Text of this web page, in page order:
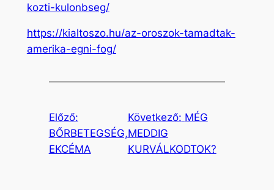
kozti-kulonbseg/
https://kialtoszo.hu/az-oroszok-tamadtak-
amerika-egni-fog/
Előző:
BŐRBETEGSÉG,
EKCÉMA
Következő: MÉG
MEDDIG
KURVÁLKODTOK?